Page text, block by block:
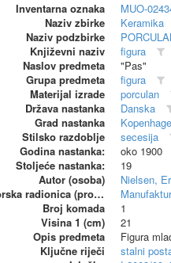
Inventarna oznaka
MUO-
Naziv zbirke
Keramika
Naziv podzbirke
Književni naziv
figura
Naslov predmeta
"Pas"
Grupa predmeta
figura
Materijal izrade
porculan
Država nastanka
Danska
Grad nastanka
Stilsko razdoblje
secesija
Godina nastanka:
oko 1900
Stoljeće nastanka:
19
Autor (osoba)
Nielsen,
Autorska radionica (proizvođač)
Broj komada
1
Visina 1 (cm)
21
Opis predmeta
Figura
Ključne riječi
stalni